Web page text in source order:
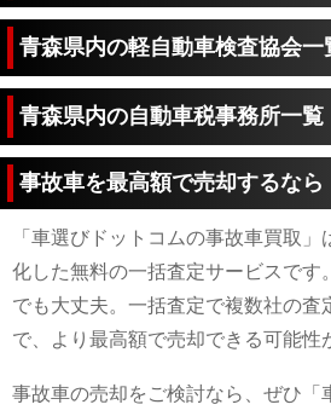
青森県内の軽自動車検査協会一
青森県内の自動車税事務所一覧
事故車を最高額で売却するなら
「車選びドットコムの事故車買取
化した無料の一括査定サービスです
でも大丈夫。一括査定で複数社の査
で、より最高額で売却できる可能性
事故車の売却をご検討なら、ぜひ「